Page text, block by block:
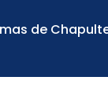
de